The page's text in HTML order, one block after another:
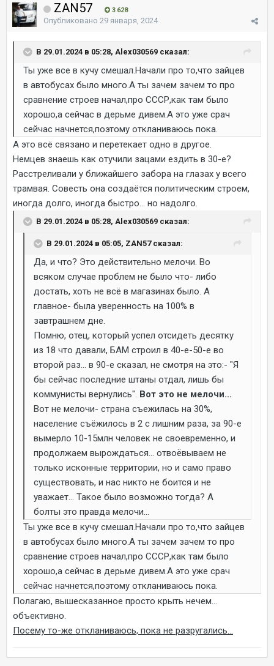
ZAN57 3 628
Опубликовано 29 января, 2024
В 29.01.2024 в 05:28, Alex030569 сказал:
Ты уже все в кучу смешал.Начали про то,что зайцев
в автобусах было много.А ты зачем зачем то про
сравнение строев начал,про СССР,как там было
хорошо,а сейчас в дерьме дивем.А это уже срач
сейчас начнется,поэтому откланиваюсь пока.
А это всё связано и перетекает одно в другое.
Немцев знаешь как отучили зацами ездить в 30-е?
Расстреливали у ближайшего забора на глазах у всего
трамвая. Совесть она создаётся политическим строем,
иногда долго, иногда быстро... но надолго.
В 29.01.2024 в 05:28, Alex030569 сказал:
В 29.01.2024 в 05:05, ZAN57 сказал:
Да, и что? Это действительно мелочи. Во
всяком случае проблем не было что- либо
достать, хоть не всё в магазинах было. А
главное- была уверенность на 100% в
завтрашнем дне.
Помню, отец, который успел отсидеть десятку
из 18 что давали, БАМ строил в 40-е-50-е во
второй раз... в 90-е сказал, не смотря на это:- "Я
бы сейчас последние штаны отдал, лишь бы
коммунисты вернулись". Вот это не мелочи...
Вот не мелочи- страна съежилась на 30%,
население съёжилось в 2 с лишним раза, за 90-е
вымерло 10-15млн человек не своевременно, и
продолжаем вырождаться... отвоёвываем не
только исконные территории, но и само право
существовать, и нас никто не боится и не
уважает... Такое было возможно тогда? А
болты это правда мелочи...
Ты уже все в кучу смешал.Начали про то,что зайцев
в автобусах было много.А ты зачем зачем то про
сравнение строев начал,про СССР,как там было
хорошо,а сейчас в дерьме дивем.А это уже срач
сейчас начнется,поэтому откланиваюсь пока.
Полагаю, вышесказанное просто крыть нечем...
объективно.
Посему то-же откланиваюсь, пока не разругались...